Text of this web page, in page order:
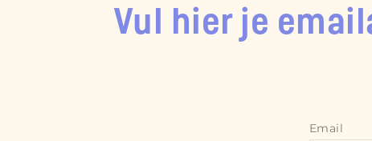
Vul hier je
Email